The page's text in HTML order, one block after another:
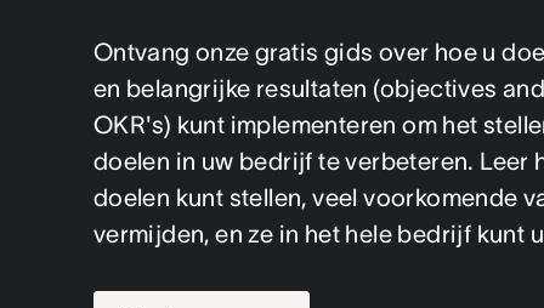
Ontvang onze gratis gids over hoe u
en belangrijke resultaten (objectives
OKR's) kunt implementeren om het
doelen in uw bedrijf te verbeteren. Leer
doelen kunt stellen, veel voorkomende
vermijden, en ze in het hele bedrijf kunt